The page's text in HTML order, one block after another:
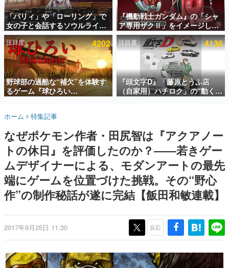
アプリセール情報
インタビュー
連載・特集一覧
殿堂入り記事
SNS拡散数が数千以上！ ページビュー数万以上！ などな
ど。多くの人々に読まれた、電ファミ渾身の“殿堂入り”記
事をまとめました。
名作ゲームクリエイターの方々に製作時のエピソードをお
きます。
赫本
この物語を解いてはいけない。『赫本』は、〈試験問題〉
の形をした短編ホラー小説集です。
新世代に訊く
これからのデジタルゲーム市場を担う若きクリエイター達
ゲーム世代の作家たち
ゲームに多大な影響を受けた作家さんに取材し、ゲームが
画です。
「パリィ」や「ローリング」で
女の子と会話するソウルライク
恋愛ゲーム『小早川さんはソウ
ルライク』無料公開。返事に失
敗すると「YOU DIED」
『機動戦士ガンダム』の「シャ
ア専用ザクⅡ」をイメージした
散水ホースリールが予約開始。
本体にはシャアのパーソナルマ
ークやジオン公国軍のエンブレ
ム、型式番号などを配置
注目度 4202
野球部の過酷な“補欠”を体験す
るゲーム『球ひろい
Simulator』が「1件」のウィッ
対応しSNSで話題に。『キング
プロ野球選手から称賛の声
注目度 4136
『頭文字D』「藤原とうふ店
（自家用）ハチロク」の“動くテ
ィッシュケース”が買えるポップ
ら8月20日までの期間限定で開
催予定
ホーム 特集記事
なぜポケモン作者・田尻智は『アクアノー
トの休日』を評価したのか？――若きゲー
ムデザイナーによる、モダンアートの最先
端にゲームを位置づけた挑戦。その“野心
作”の制作秘話が遂に完結【飯田和敏連載】
2017年9月25日 11:30 反応